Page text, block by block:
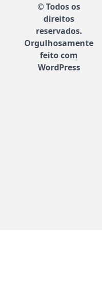
© Todos os
direitos
reservados.
Orgulhosamente
feito com
WordPress